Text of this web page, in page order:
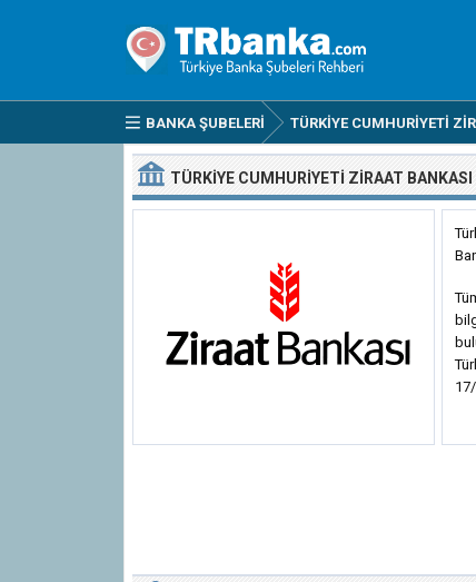
BANKA ŞUBELERI TÜRKIYE CUMHURIYETI
TÜRKIYE CUMHURIYETI ZIRAAT